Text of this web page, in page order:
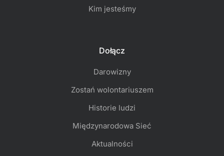
Kim jesteśmy
Dołącz
Darowizny
Zostań wolontariuszem
Historie ludzi
Międzynarodowa Sieć
Aktualności